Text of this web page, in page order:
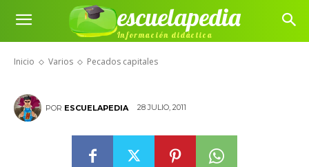
escuelapedia
Información didáctica
Inicio Varios Pecados capitales
Pecados capitales
POR ESCUELAPEDIA 28 JULIO, 2011